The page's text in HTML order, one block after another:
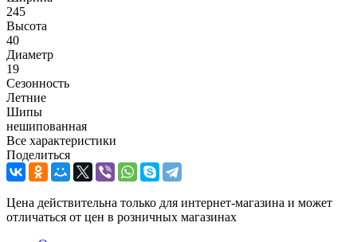
245
Высота
40
Диаметр
19
Сезонность
Летние
Шипы
нешипованная
Все характеристики
Поделиться
Цена действительна только для интернет-магазина и может
отличаться от цен в розничных магазинах